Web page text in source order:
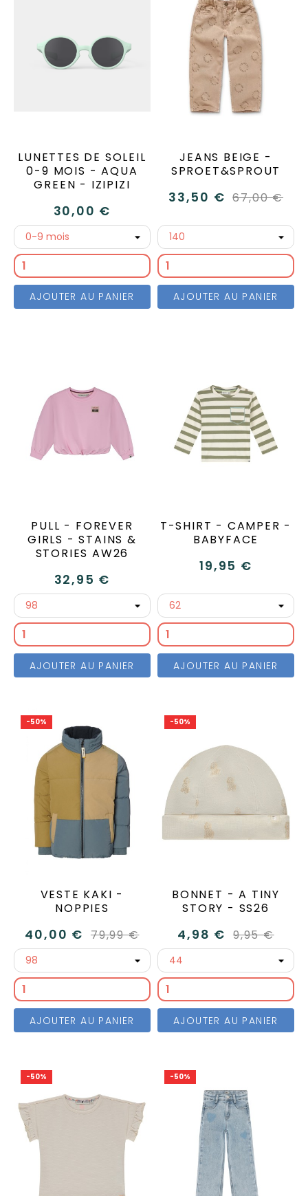
LUNETTES DE SOLEIL
0-9 MOIS - AQUA
GREEN - IZIPIZI
30,00 €
AJOUTER AU PANIER
JEANS BEIGE -
SPROET&SPROUT
33,50 € 67,00 €
AJOUTER AU PANIER
PULL - FOREVER
GIRLS - STAINS &
STORIES AW26
32,95 €
AJOUTER AU PANIER
T-SHIRT - CAMPER -
BABYFACE
19,95 €
AJOUTER AU PANIER
-50%
VESTE KAKI -
NOPPIES
40,00 € 79,99 €
AJOUTER AU PANIER
-50%
BONNET - A TINY
STORY - SS26
4,98 € 9,95 €
AJOUTER AU PANIER
-50% -50%